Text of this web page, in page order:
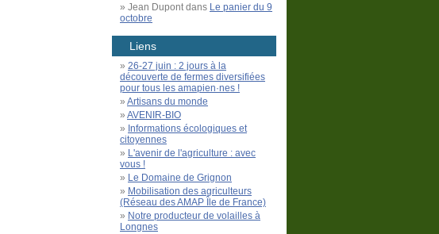
Jean Dupontdans Le panier du 9
octobre
Liens
26-27 juin : 2 jours à la
découverte de fermes diversifiées
pour tous les amapien·nes !
Artisans du monde
AVENIR-BIO
Informations écologiques et
citoyennes
L'avenir de l'agriculture : avec
vous !
Le Domaine de Grignon
Mobilisation des agriculteurs
(Réseau des AMAP Île de France)
Notre producteur de volailles à
Longnes